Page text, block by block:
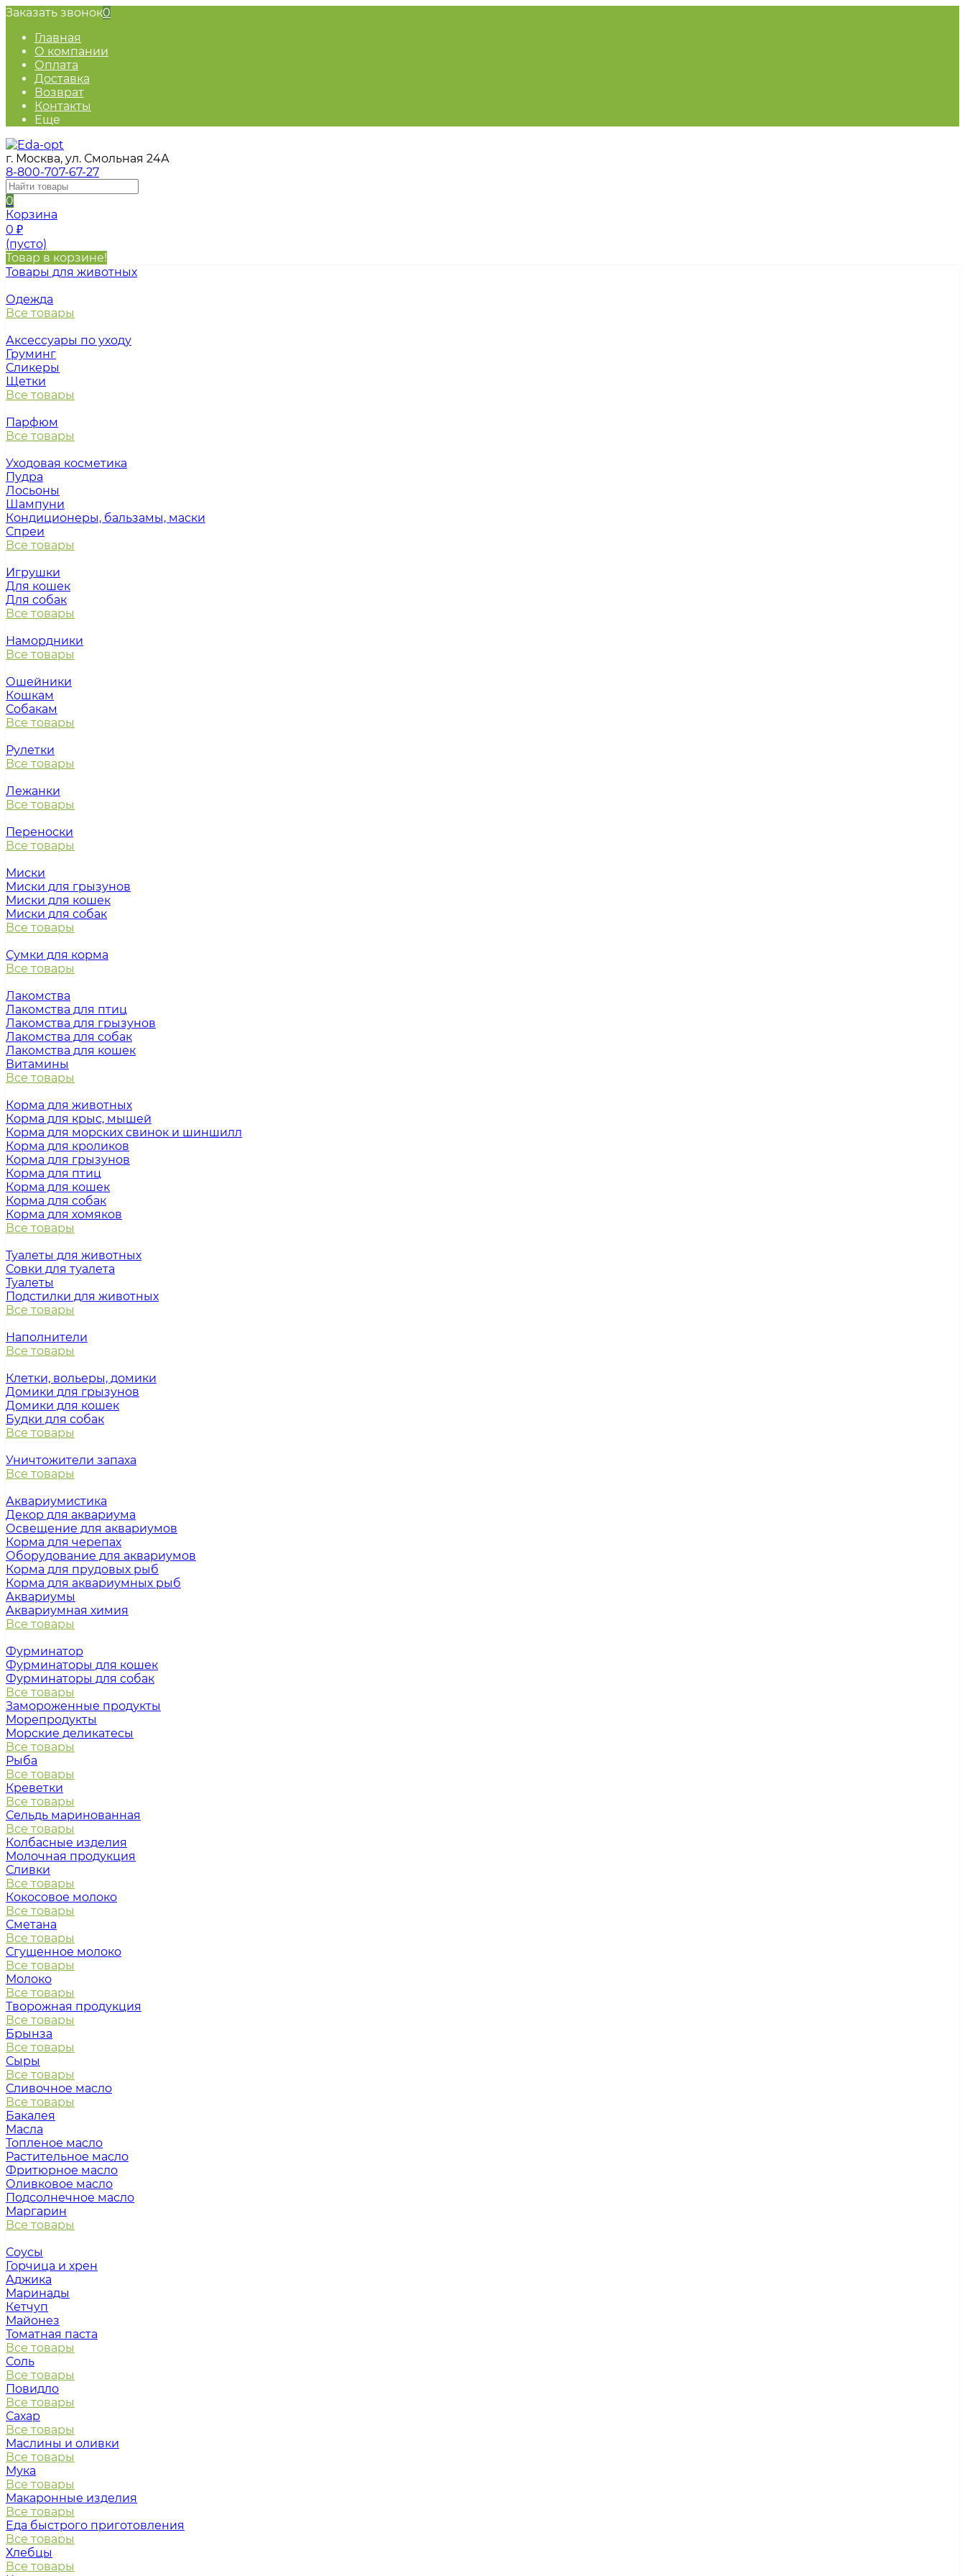
Заказать звонок0
Главная
О компании
Оплата
Доставка
Возврат
Контакты
Еще
г. Москва, ул. Смольная 24А
8-800-707-67-27
0
Корзина
0 ₽
(пусто)
Товар в корзине!
Товары для животных
Одежда
Все товары
Аксессуары по уходу
Груминг
Сликеры
Щетки
Все товары
Парфюм
Все товары
Уходовая косметика
Пудра
Лосьоны
Шампуни
Кондиционеры, бальзамы, маски
Спреи
Все товары
Игрушки
Для кошек
Для собак
Все товары
Намордники
Все товары
Ошейники
Кошкам
Собакам
Все товары
Рулетки
Все товары
Лежанки
Все товары
Переноски
Все товары
Миски
Миски для грызунов
Миски для кошек
Миски для собак
Все товары
Сумки для корма
Все товары
Лакомства
Лакомства для птиц
Лакомства для грызунов
Лакомства для собак
Лакомства для кошек
Витамины
Все товары
Корма для животных
Корма для крыс, мышей
Корма для морских свинок и шиншилл
Корма для кроликов
Корма для грызунов
Корма для птиц
Корма для кошек
Корма для собак
Корма для хомяков
Все товары
Туалеты для животных
Совки для туалета
Туалеты
Подстилки для животных
Все товары
Наполнители
Все товары
Клетки, вольеры, домики
Домики для грызунов
Домики для кошек
Будки для собак
Все товары
Уничтожители запаха
Все товары
Аквариумистика
Декор для аквариума
Освещение для аквариумов
Корма для черепах
Оборудование для аквариумов
Корма для прудовых рыб
Корма для аквариумных рыб
Аквариумы
Аквариумная химия
Все товары
Фурминатор
Фурминаторы для кошек
Фурминаторы для собак
Все товары
Замороженные продукты
Морепродукты
Морские деликатесы
Все товары
Рыба
Все товары
Креветки
Все товары
Сельдь маринованная
Все товары
Колбасные изделия
Молочная продукция
Сливки
Все товары
Кокосовое молоко
Все товары
Сметана
Все товары
Сгущенное молоко
Все товары
Молоко
Все товары
Творожная продукция
Все товары
Брынза
Все товары
Сыры
Все товары
Сливочное масло
Все товары
Бакалея
Масла
Топленое масло
Растительное масло
Фритюрное масло
Оливковое масло
Подсолнечное масло
Маргарин
Все товары
Соусы
Горчица и хрен
Аджика
Маринады
Кетчуп
Майонез
Томатная паста
Все товары
Соль
Все товары
Повидло
Все товары
Сахар
Все товары
Маслины и оливки
Все товары
Мука
Все товары
Макаронные изделия
Все товары
Еда быстрого приготовления
Все товары
Хлебцы
Все товары